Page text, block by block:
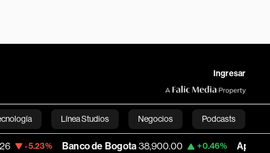
Ingresar
Línea Studios Negocios Podcasts
English
Banco de Bogota 38,900.00 +0.46% Apple 312.53